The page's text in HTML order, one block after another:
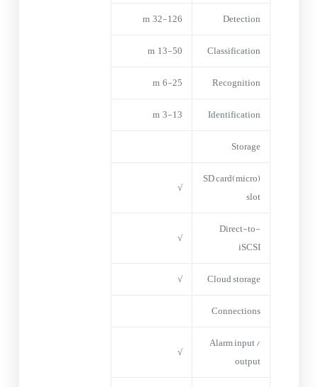
Detection
32-126 m
Classification
13-50 m
Recognition
6-25 m
Identification
3-13 m
Storage
(micro)SD card
slot
√
Direct-to-
iSCSI
√
Cloud storage
√
Connections
Alarm input /
output
√